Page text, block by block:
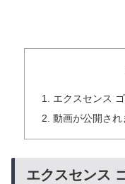
エクスセンス
動画が公開され
エクスセンス